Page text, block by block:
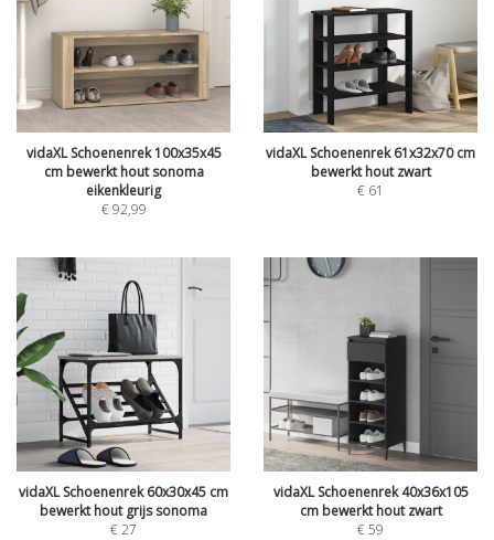
vidaXL Schoenenrek 100x35x45
cm bewerkt hout sonoma
eikenkleurig
€92,99
vidaXL Schoenenrek 61x32x70 cm
bewerkt hout zwart
€ 61
vidaXL Schoenenrek 60x30x45 cm
bewerkt hout grijs sonoma
€27
vidaXL Schoenenrek 40x36x105
cm bewerkt hout zwart
€59